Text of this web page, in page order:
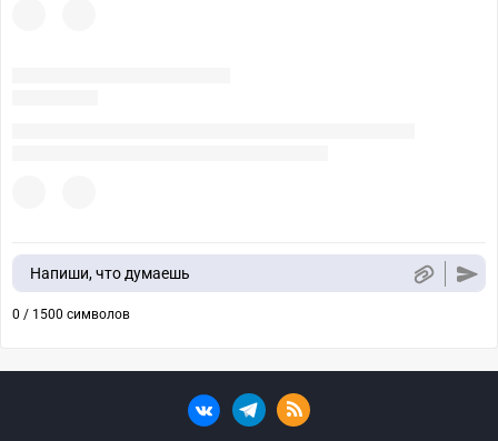
Напиши, что думаешь
0 / 1500 символов